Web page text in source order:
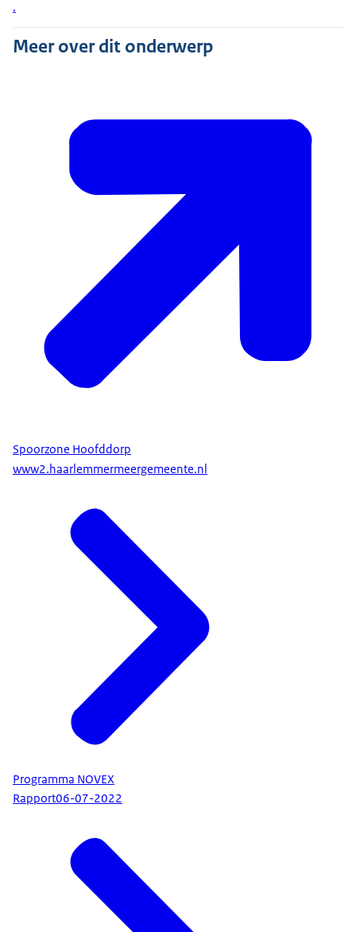
.
Meer over dit onderwerp
Spoorzone Hoofddorp
www2.haarlemmermeergemeente.nl
Programma NOVEX
Rapport06-07-2022